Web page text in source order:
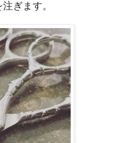
ぎます。